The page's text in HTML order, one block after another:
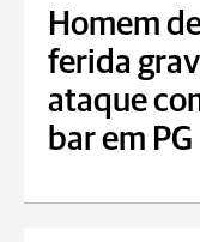
Homem
ferida
ataque
bar em PG